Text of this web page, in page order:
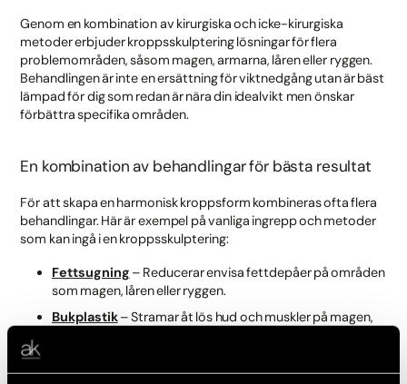
Genom en kombination av kirurgiska och icke-kirurgiska
metoder erbjuder kroppsskulptering lösningar för flera
problemområden, såsom magen, armarna, låren eller ryggen.
Behandlingen är inte en ersättning för viktnedgång utan är bäst
lämpad för dig som redan är nära din idealvikt men önskar
förbättra specifika områden.
En kombination av behandlingar för bästa resultat
För att skapa en harmonisk kroppsform kombineras ofta flera
behandlingar. Här är exempel på vanliga ingrepp och metoder
som kan ingå i en kroppsskulptering:
Fettsugning – Reducerar envisa fettdepåer på områden
som magen, låren eller ryggen.
Bukplastik– Stramar åt lös hud och muskler på magen,
fettceller på områden som sidorna av magen och